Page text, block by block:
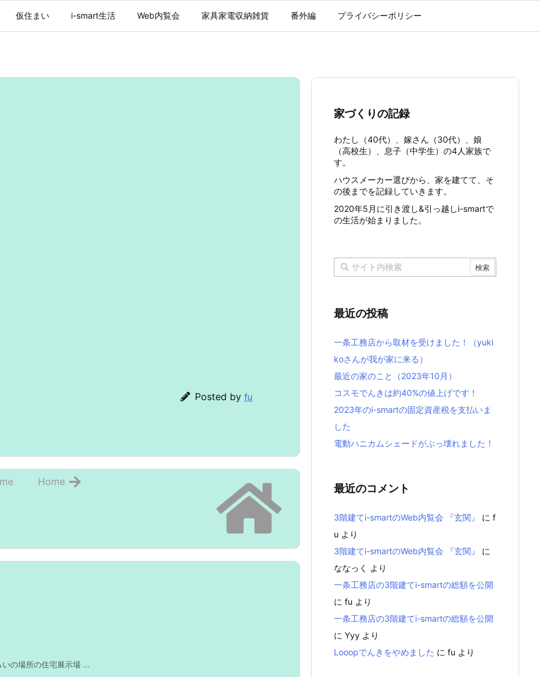
仮住まい i-smart生活 Web内覧会 家具家電収納雑貨 番外編 プライバシーポリシー
Posted by fu
Home
の場所の住宅展示場 ...
家づくりの記録
わたし（40代）、嫁さん（30代）、娘
（高校生）、息子（中学生）の4人家族で
す。
ハウスメーカー選びから、家を建てて、そ
の後までを記録していきます。
2020年5月に引き渡し&引っ越しi-smartで
の生活が始まりました。
最近の投稿
一条工務店から取材を受けました！（yuki
koさんが我が家に来る）
最近の家のこと（2023年10月）
コスモでんきは約40%の値上げです！
2023年のi-smartの固定資産税を支払いま
した
電動ハニカムシェードがぶっ壊れました！
最近のコメント
3階建てi-smartのWeb内覧会 『玄関』 に f
u より
3階建てi-smartのWeb内覧会 『玄関』
に
ななっく
より
一条工務店の3階建てi-smartの総額を公開
に fu より
一条工務店の3階建てi-smartの総額を公開
に Yyy より
Looopでんきをやめました に fu より